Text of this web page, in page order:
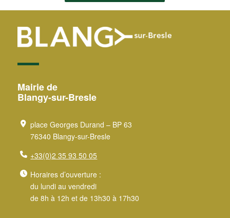
Mairie de
Blangy-sur-Bresle
place Georges Durand – BP 63
76340 Blangy-sur-Bresle
+33(0)2 35 93 50 05
Horaires d’ouverture :
du lundi au vendredi
de 8h à 12h et de 13h30 à 17h30